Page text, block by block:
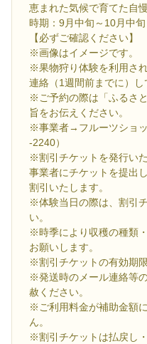
恵まれた気候で育てた自
時期：9月中旬～10月中旬
【必ずご確認ください】
※画像はイメージです。
※果物狩り体験を利用さ
連絡（1週間前までに）し
※ご予約の際は「ふるさ
旨をお伝えください。
※事業者→フルーツショ
-2240）
※割引チケットを発行い
事業者にチケットを提出
割引いたします。
※体験当日の際は、割引
い。
※時季により収穫の種類
お願いします。
※割引チケットの有効期
※発送時のメール連絡等
赦ください。
※ご利用料金が補助金額
ん。
※割引チケットは払戻し